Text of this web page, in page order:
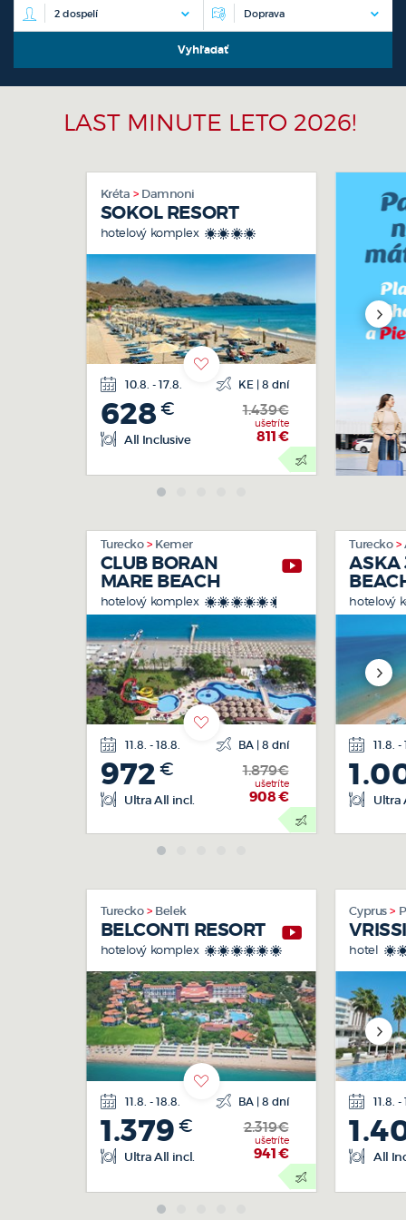
LAST MINUTE LETO 2026!
Kréta Damnoni
SOKOL RESORT
hotelový komplex ****
10.8. - 17.8.
628 € 1.439€
ušetríte
811€
All Inclusive
letecká
doprava
KE | 8 dní
Turecko Kemer
CLUB BORAN
MARE BEACH
hotelový komplex *****+
11.8. - 18.8.
972 € 1.879€
ušetríte
908€
Ultra All incl.
letecká
doprava
BA | 8 dní
Turecko
ASKA
hotelový
11.8. -
Ultra
Turecko Belek
BELCONTI RESORT
hotelový komplex ******
11.8. - 18.8.
1.379 € 2.319€
ušetríte
941€
Ultra All incl.
letecká
doprava
BA | 8 dní
Cyprus
hotel
11.8. -
All